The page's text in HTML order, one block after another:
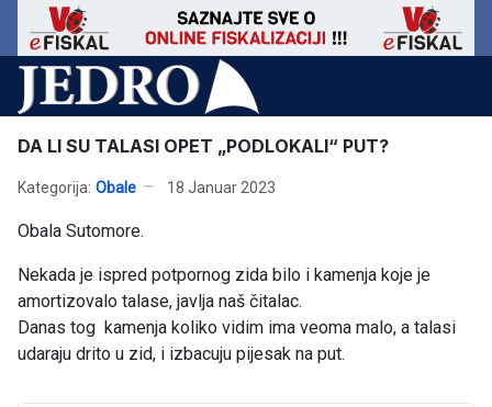
DA LI SU TALASI OPET „PODLOKALI“ PUT?
Kategorija: Obale 18 Januar 2023
Obala Sutomore.
Nekada je ispred potpornog zida bilo i kamenja koje je
amortizovalo talase, javlja naš čitalac.
Danas tog kamenja koliko vidim ima veoma malo, a talasi
udaraju drito u zid, i izbacuju pijesak na put.